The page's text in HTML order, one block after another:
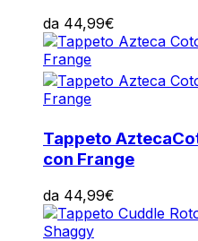
da 44,99€
Tappeto Azteca
con Frange
da 44,99€